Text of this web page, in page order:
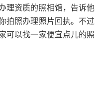
理资质的照相馆，告诉他
拍照办理照片回执。不过
可以找一家便宜点儿的照